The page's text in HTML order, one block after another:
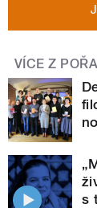
VÍCE Z
s